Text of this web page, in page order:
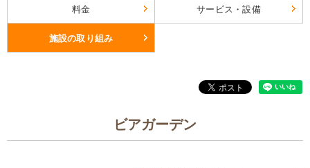
料金 サービス・設備
施設の取り組み
ビアガーデン